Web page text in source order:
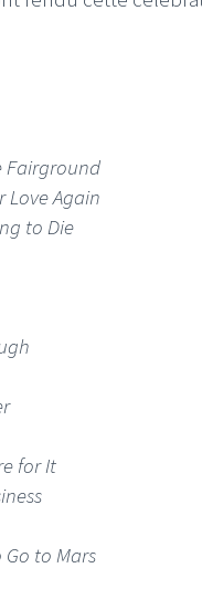
Fairground
Love Again
to Die
for It
to Mars